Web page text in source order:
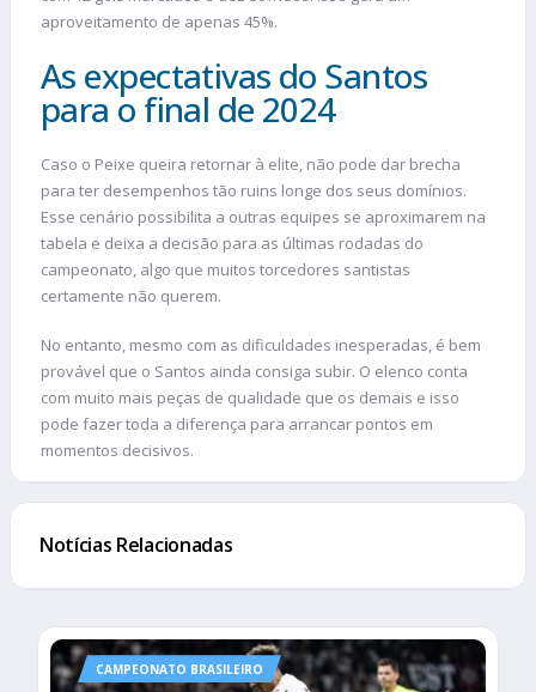
aproveitamento de apenas 45%.
As expectativas do Santos
para o final de 2024
Caso o Peixe queira retornar à elite, não pode dar brecha
para ter desempenhos tão ruins longe dos seus domínios.
Esse cenário possibilita a outras equipes se aproximarem na
tabela e deixa a decisão para as últimas rodadas do
campeonato, algo que muitos torcedores santistas
certamente não querem.
No entanto, mesmo com as dificuldades inesperadas, é bem
provável que o Santos ainda consiga subir. O elenco conta
com muito mais peças de qualidade que os demais e isso
pode fazer toda a diferença para arrancar pontos em
momentos decisivos.
Notícias Relacionadas
CAMPEONATO BRASILEIRO